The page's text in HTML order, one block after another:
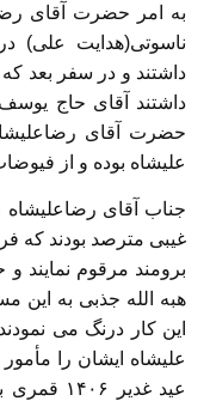
به امر حضرت آقای
ناسوتی(هدایت علی)
داشتند و در سفر بعد
داشتند آقای حاج
حضرت آقای
علیشاه بوده و از
جناب آقای رضاعلیشاه
غیبی مترصد بودند که
برومند مرقوم نمایند
هبه الله جذبی به این
این کار درنگ می
علیشاه ایشان را مأمور